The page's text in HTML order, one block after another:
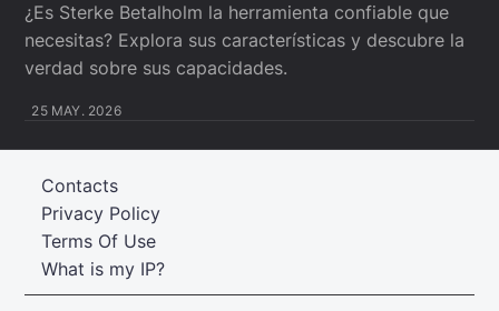
¿Es Sterke Betalholm la herramienta confiable que
necesitas? Explora sus características y descubre la
verdad sobre sus capacidades.
25 MAY. 2026
What is my IP?
Terms Of Use
Privacy Policy
Contacts